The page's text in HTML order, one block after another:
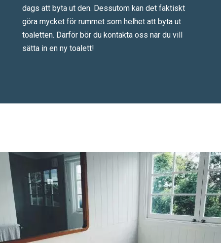
dags att byta ut den. Dessutom kan det faktiskt
göra mycket för rummet som helhet att byta ut
toaletten. Därför bör du kontakta oss när du vill
sätta in en ny toalett!